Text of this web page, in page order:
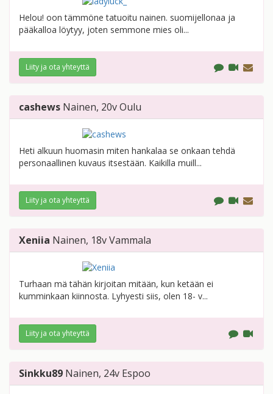
Helou! oon tämmöne tatuoitu nainen. suomijellonaa ja
pääkalloa löytyy, joten semmone mies oli...
Liity ja ota yhteyttä
cashews Nainen, 20vOulu
Heti alkuun huomasin miten hankalaa se onkaan tehdä
personaallinen kuvaus itsestään. Kaikilla muill...
Liity ja ota yhteyttä
Xeniia Nainen, 18vVammala
Turhaan mä tähän kirjoitan mitään, kun ketään ei
kumminkaan kiinnosta. Lyhyesti siis, olen 18- v...
Liity ja ota yhteyttä
Sinkku89 Nainen, 24v Espoo